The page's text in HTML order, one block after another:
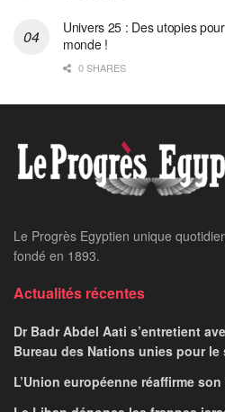
Univers 25 : Des utopies
monde !
0 SHARES
Le Progrès Egyptien unique
fondé en 1893.
Actualités récentes
Dr Badr Abdel Aati s’entretient
Bureau des Nations unies pour le
L’Union européenne réaffirme